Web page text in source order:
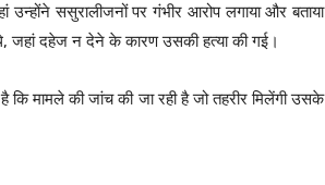
उन्होंने ससुरालीजनों पर गंभीर आरोप लगाया और बताया
जहां दहेज न देने के कारण उसकी हत्या की गई।
कि मामले की जांच की जा रही है जो तहरीर मिलेंगी उसके